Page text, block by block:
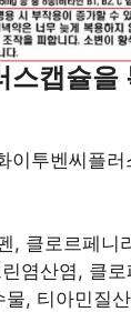
스캡슐을
이투벤씨플
, 클로르페니
염산염, 클
물, 티아민질